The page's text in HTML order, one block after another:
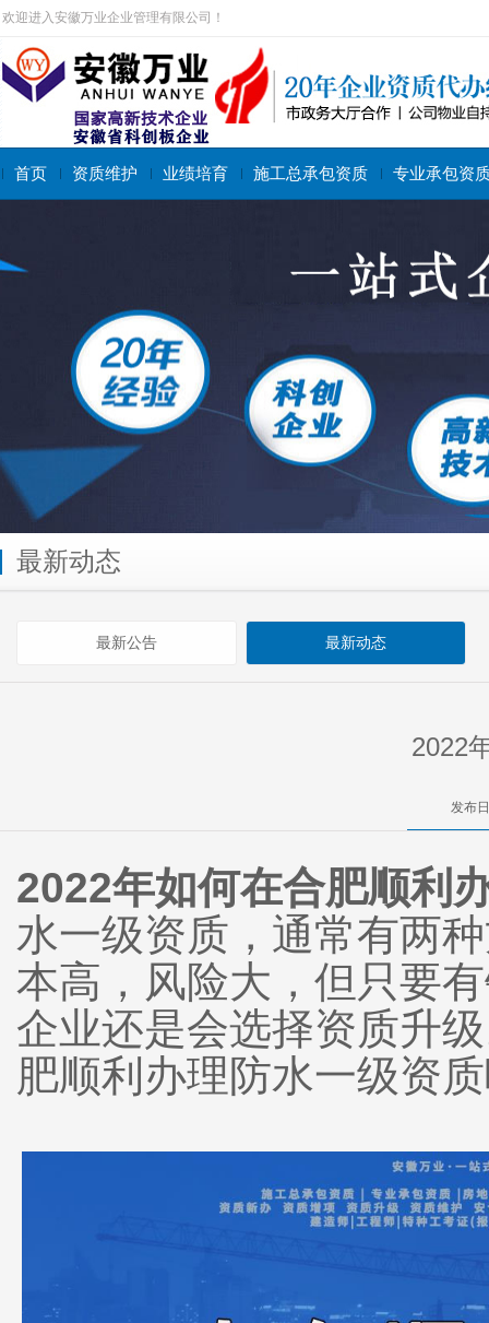
欢迎进入安徽万业企业管理有限公司！
首页 资质维护 业绩培育 施工总承包资质 专业承包资
搜索关键字： 施工总承包资质 专业承包资质 施工劳务资质
最新动态
最新公告 最新动态
2022
发布
2022年如何在合肥顺利
水一级资质，通常有两
本高，风险大，但只要
企业还是会选择资质升
肥顺利办理防水一级资